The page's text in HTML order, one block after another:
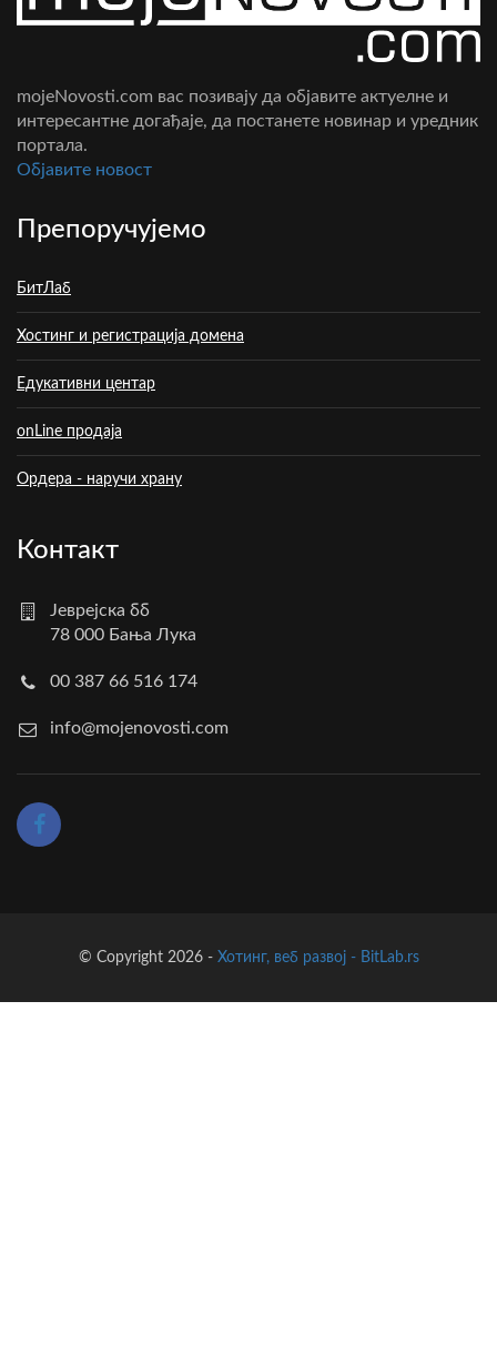
mojeNovosti.com вас позивају да објавите актуелне и
интересантне догађаје, да постанете новинар и уредник
портала.
Oбјавите новост
Препоручујемо
БитЛаб
Хостинг и регистрација домена
Едукативни центар
onLine продаја
Ордера - наручи храну
Контакт
Јеврејска бб
78 000 Бања Лука
00 387 66 516 174
info@mojenovosti.com
© Copyright 2026 - Хотинг, веб развој - BitLab.rs